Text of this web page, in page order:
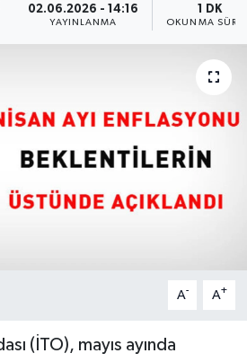
02.06.2026 - 14:16
YAYINLANMA
1 DK
OKUNMA
A- A+
(İTO), mayıs ayında